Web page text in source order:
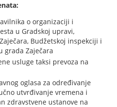
o organizaciji i
u Gradskoj upravi,
Budžetskoj inspekciji i
grada Zaječara
usluge taksi prevoza na
oglasa za određivanje
utvrđivanje vremena i
zdravstvene ustanove na